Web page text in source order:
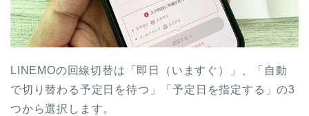
LINEMOの回線切替は「即日（いますぐ）」、「自動
で切り替わる予定日を待つ」「予定日を指定する」の3
つから選択します。